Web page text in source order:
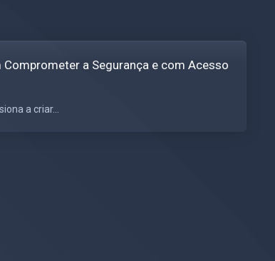
a Segurança e com Acesso
a criar...